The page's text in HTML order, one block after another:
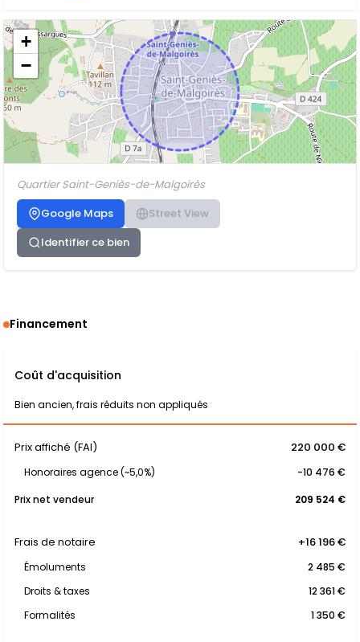
+
−
Quartier Saint-Geniès-de-Malgoirès
Google Maps
Street View
Identifier ce bien
Financement
Coût d'acquisition
Bien ancien, frais réduits non appliqués
Prix affiché (FAI) 220 000 €
Honoraires agence (~5,0%)
-10 476 €
Prix net vendeur
209 524 €
Frais de notaire +16 196 €
Émoluments
2 485 €
Droits & taxes
12 361 €
Formalités
1 350 €